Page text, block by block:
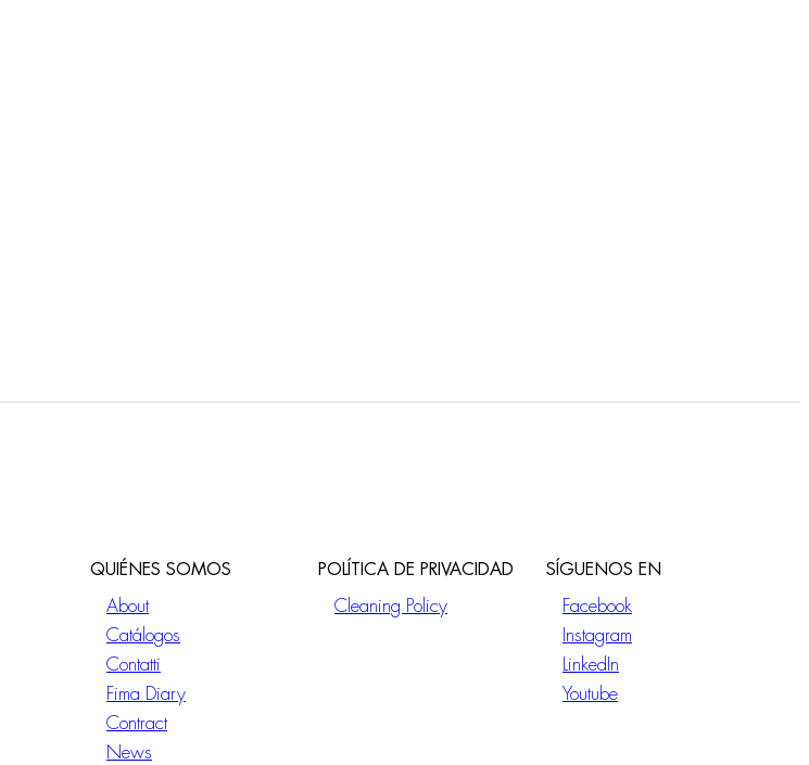
QUIÉNES SOMOS
About
Catálogos
Contatti
Fima Diary
Contract
News
POLÍTICA DE PRIVACIDAD
Cleaning Policy
SÍGUENOS EN
Facebook
Instagram
LinkedIn
Youtube